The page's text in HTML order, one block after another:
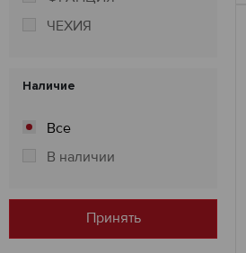
ЧЕХИЯ
Наличие
Все
В наличии
Принять